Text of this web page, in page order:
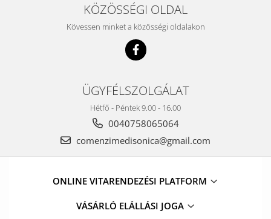
KÖZÖSSÉGI OLDAL
Kövessen minket a közösségi oldalakon
ÜGYFÉLSZOLGÁLAT
Hétfő - Péntek 9.00 - 16.00
0040758065064
comenzimedisonica@gmail.com
ONLINE VITARENDEZÉSI PLATFORM
VÁSÁRLÓ ELÁLLÁSI JOGA